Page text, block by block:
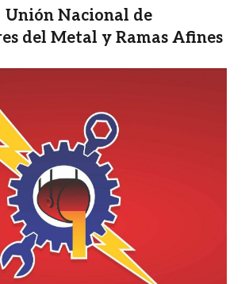
Unión Nacional de
del Metal y Ramas Afines